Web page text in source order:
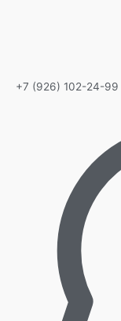
+7 (926) 102-24-99